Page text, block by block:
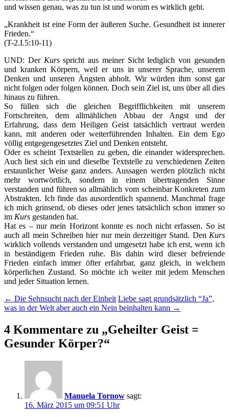
und wissen genau, was zu tun ist und worum es wirklich geht.
„Krankheit ist eine Form der äußeren Suche. Gesundheit ist innerer
Frieden.“
(T-2.I.5:10-11)
UND: Der Kursspricht aus meiner Sicht lediglich von gesunden
und kranken Körpern, weil er uns in unserer Sprache, unserem
Denken und unseren Ängsten abholt. Wir würden ihm sonst gar
nicht folgen oder folgen können. Doch sein Ziel ist, uns über all dies
hinaus zu führen.
So füllen sich die gleichen Begrifflichkeiten mit unserem
Fortschreiten, dem allmählichen Abbau der Angst und der
Erfahrung, dass dem Heiligen Geist tatsächlich vertraut werden
kann, mit anderen oder weiterführenden Inhalten. Ein dem Ego
völlig entgegengesetztes Ziel und Denken entsteht.
Oder es scheint Textstellen zu geben, die einander widersprechen.
Auch liest sich ein und dieselbe Textstelle zu verschiedenen Zeiten
erstaunlicher Weise ganz anders. Aussagen werden plötzlich nicht
mehr wortwörtlich, sondern in einem übertragenden Sinne
verstanden und führen so allmählich vom scheinbar Konkreten zum
Abstrakten. Ich finde das ausordentlich spannend. Manchmal frage
ich mich grinsend, ob dieses oder jenes tatsächlich schon immer so
im Kurs gestanden hat.
Hat es – nur mein Horizont konnte es noch nicht erfassen. So ist
auch all mein Schreiben hier nur mein derzeitiger Stand. Den Kurs
wirklich vollends verstanden und umgesetzt habe ich erst, wenn ich
in beständigem Frieden ruhe. Bis dahin wird dieser befreiende
Frieden einfach immer öfter erfahrbar, ganz gleich, in welchem
körperlichen Zustand. So möchte ich weiter mit jedem Menschen
und jeder Situation lernen.
Beitragsnavigation
← Die Sehnsucht nach der Einheit Liebe sagt grundsätzlich “Ja”,
was in der Welt aber auch ein Nein beinhalten kann →
4 Kommentare zu „Geheilter Geist =
Gesunder Körper?“
Manuela Tornow sagt:
16. März 2015 um 09:51 Uhr